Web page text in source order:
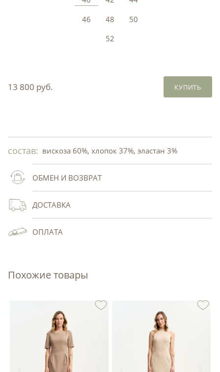
46
48
50
52
13 800 руб. КУПИТЬ
состав: вискоза 60%, хлопок 37%, эластан 3%
ОБМЕН И ВОЗВРАТ
ДОСТАВКА
ОПЛАТА
Похожие товары